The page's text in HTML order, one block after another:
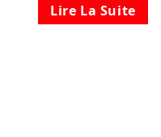
Lire La Suite